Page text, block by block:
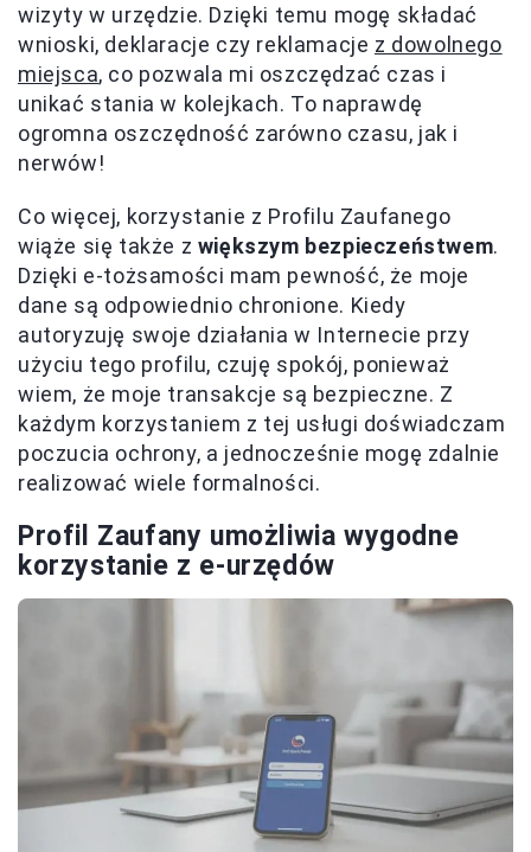
wizyty w urzędzie. Dzięki temu mogę składać
wnioski, deklaracje czy reklamacje z dowolnego
miejsca, co pozwala mi oszczędzać czas i
unikać stania w kolejkach. To naprawdę
ogromna oszczędność zarówno czasu, jak i
nerwów!
Co więcej, korzystanie z Profilu Zaufanego
wiąże się także z większym bezpieczeństwem.
Dzięki e-tożsamości mam pewność, że moje
dane są odpowiednio chronione. Kiedy
autoryzuję swoje działania w Internecie przy
użyciu tego profilu, czuję spokój, ponieważ
wiem, że moje transakcje są bezpieczne. Z
każdym korzystaniem z tej usługi doświadczam
poczucia ochrony, a jednocześnie mogę zdalnie
realizować wiele formalności.
Profil Zaufany umożliwia wygodne
korzystanie z e-urzędów